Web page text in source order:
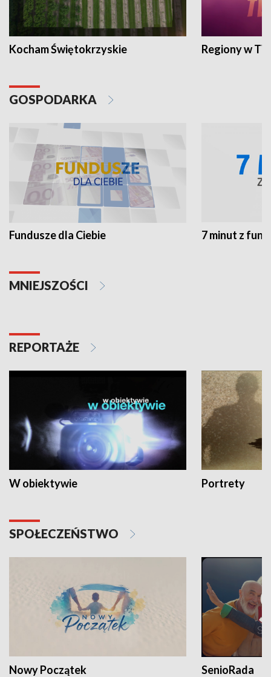
Kocham Świętokrzyskie Regiony w
GOSPODARKA
Fundusze dla Ciebie 7 minut z
MNIEJSZOŚCI
REPORTAŻE
W obiektywie Portrety
SPOŁECZEŃSTWO
Nowy Początek SenioRada